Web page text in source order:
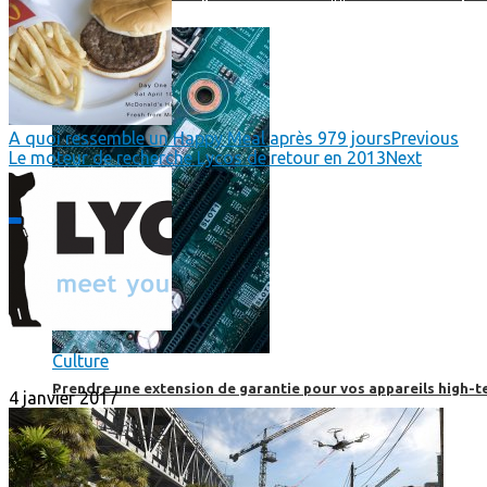
Prendre une extension de garantie pour vos appareils high-
A quoi ressemble un Happy Meal après 979 joursPrevious
Le moteur de recherche Lycos de retour en 2013Next
Culture
4 janvier 2017